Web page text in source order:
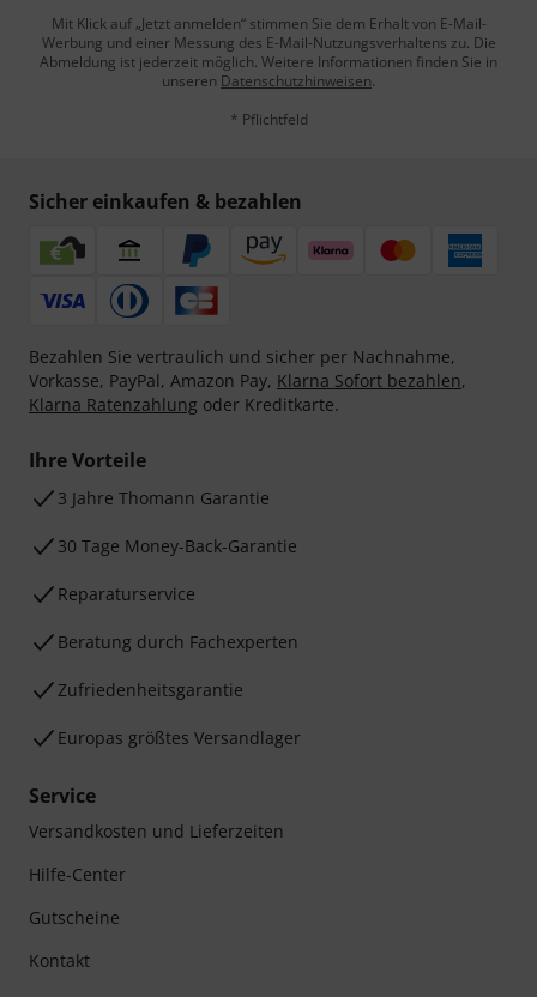
Mit Klick auf „Jetzt anmelden“ stimmen Sie dem Erhalt von E-Mail-
Werbung und einer Messung des E-Mail-Nutzungsverhaltens zu. Die
Abmeldung ist jederzeit möglich. Weitere Informationen finden Sie in
unseren Datenschutzhinweisen.
* Pflichtfeld
Sicher einkaufen & bezahlen
Bezahlen Sie vertraulich und sicher per Nachnahme,
Vorkasse, PayPal, Amazon Pay, Klarna Sofort bezahlen,
Klarna Ratenzahlung oder Kreditkarte.
Ihre Vorteile
3 Jahre Thomann Garantie
30 Tage Money-Back-Garantie
Reparaturservice
Beratung durch Fachexperten
Zufriedenheitsgarantie
Europas größtes Versandlager
Service
Versandkosten und Lieferzeiten
Hilfe-Center
Gutscheine
Kontakt